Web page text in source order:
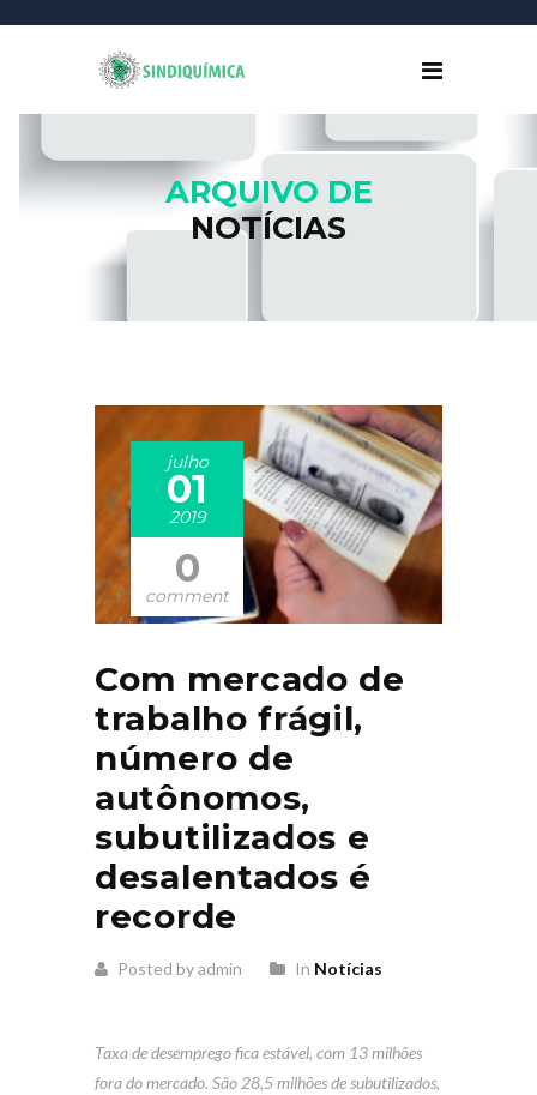
ARQUIVO DE
NOTÍCIAS
julho
01
2019
0
comment
Com mercado de
trabalho frágil,
número de
autônomos,
subutilizados e
desalentados é
recorde
Posted by admin In Notícias
Taxa de desemprego fica estável, com 13 milhões
fora do mercado. São 28,5 milhões de subutilizados,